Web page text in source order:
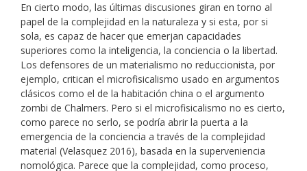
En cierto modo, las últimas discusiones giran en torno al
papel de la complejidad en la naturaleza y si esta, por si
sola, es capaz de hacer que emerjan capacidades
superiores como la inteligencia, la conciencia o la libertad.
Los defensores de un materialismo no reduccionista, por
ejemplo, critican el microfisicalismo usado en argumentos
clásicos como el de la habitación china o el argumento
zombi de Chalmers. Pero si el microfisicalismo no es cierto,
como parece no serlo, se podría abrir la puerta a la
emergencia de la conciencia a través de la complejidad
material (Velasquez 2016), basada en la superveniencia
nomológica. Parece que la complejidad, como proceso,